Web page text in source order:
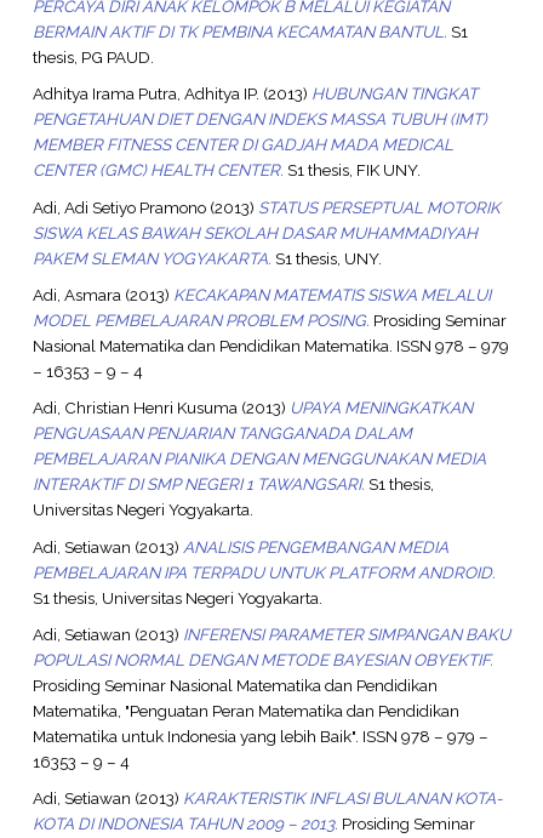
PERCAYA DIRI ANAK KELOMPOK B MELALUI KEGIATAN
BERMAIN AKTIF DI TK PEMBINA KECAMATAN BANTUL. S1
thesis, PG PAUD.
Adhitya Irama Putra, Adhitya IP. (2013) HUBUNGAN TINGKAT
PENGETAHUAN DIET DENGAN INDEKS MASSA TUBUH (IMT)
MEMBER FITNESS CENTER DI GADJAH MADA MEDICAL
CENTER (GMC) HEALTH CENTER. S1 thesis, FIK UNY.
Adi, Adi Setiyo Pramono(2013) STATUS PERSEPTUAL MOTORIK
SISWA KELAS BAWAH SEKOLAH DASAR MUHAMMADIYAH
PAKEM SLEMAN YOGYAKARTA. S1 thesis, UNY.
Adi, Asmara (2013) KECAKAPAN MATEMATIS SISWA MELALUI
MODEL PEMBELAJARAN PROBLEM POSING. Prosiding Seminar
Nasional Matematika dan Pendidikan Matematika. ISSN 978 – 979
– 16353 – 9 – 4
Adi, Christian Henri Kusuma(2013) UPAYA MENINGKATKAN
PENGUASAAN PENJARIAN TANGGANADA DALAM
PEMBELAJARAN PIANIKA DENGAN MENGGUNAKAN MEDIA
INTERAKTIF DI SMP NEGERI 1 TAWANGSARI. S1 thesis,
Universitas Negeri Yogyakarta.
Adi, Setiawan (2013) ANALISIS PENGEMBANGAN MEDIA
PEMBELAJARAN IPA TERPADU UNTUK PLATFORM ANDROID.
S1 thesis, Universitas Negeri Yogyakarta.
Adi, Setiawan (2013) INFERENSI PARAMETER SIMPANGAN BAKU
POPULASI NORMAL DENGAN METODE BAYESIAN OBYEKTIF.
Prosiding Seminar Nasional Matematika dan Pendidikan
Matematika, "Penguatan Peran Matematika dan Pendidikan
Matematika untuk Indonesia yang lebih Baik". ISSN 978 – 979 –
16353 – 9 – 4
Adi, Setiawan (2013) KARAKTERISTIK INFLASI BULANAN KOTA-
KOTA DI INDONESIA TAHUN 2009 – 2013. Prosiding Seminar